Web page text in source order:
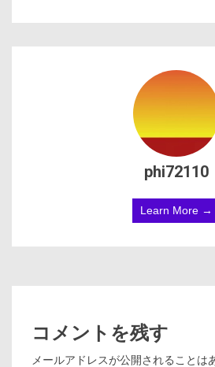
phi72110
Learn More →
コメントを残す
メールアドレスが公開されることは